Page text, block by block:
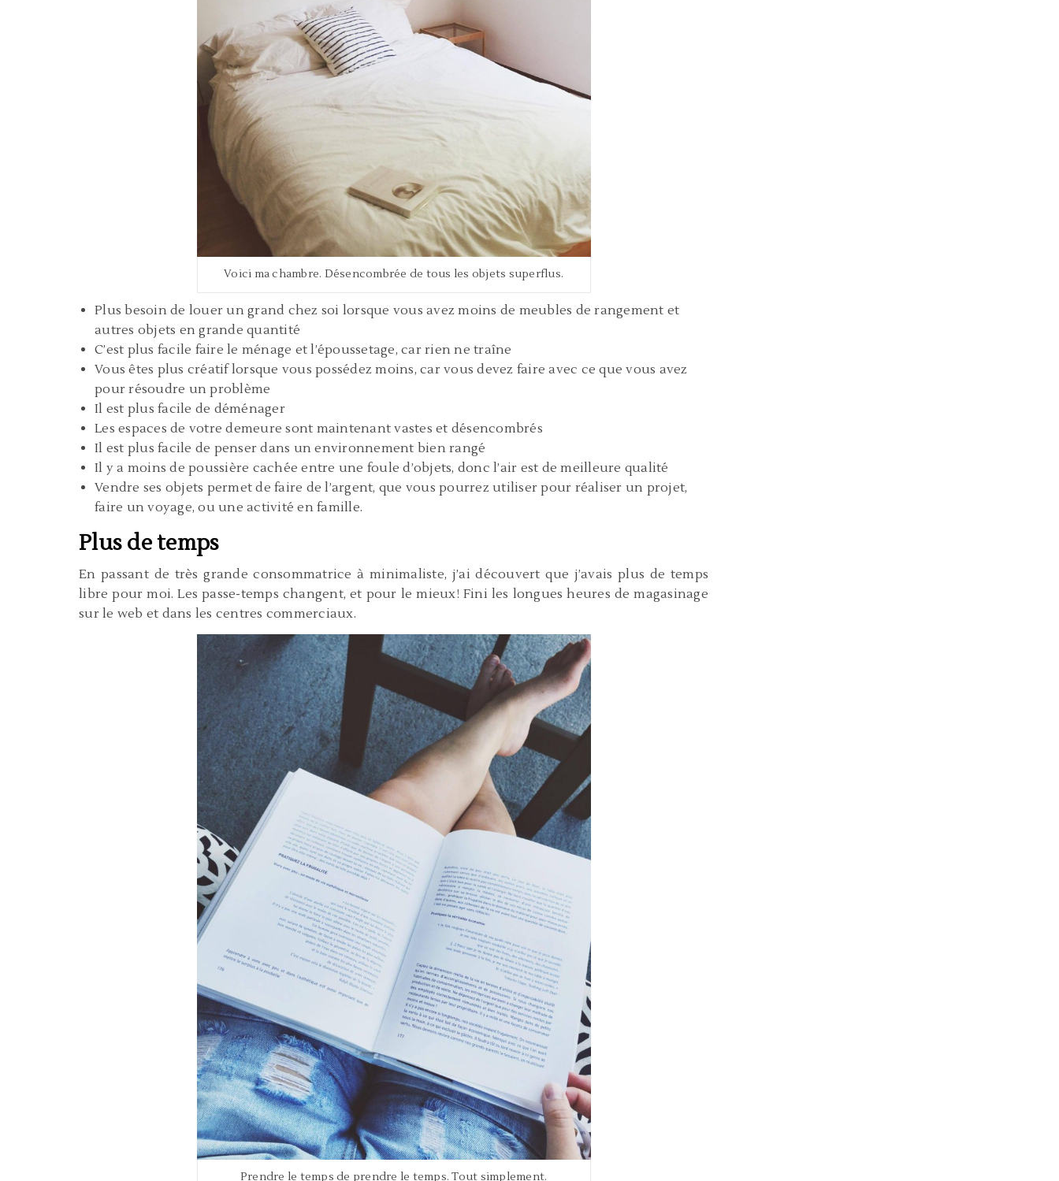
Voici ma chambre. Désencombrée de tous les objets superflus.
Plus besoin de louer un grand chez soi lorsque vous avez moins de meubles de rangement et
autres objets en grande quantité
C’est plus facile faire le ménage et l’époussetage, car rien ne traîne
Vous êtes plus créatif lorsque vous possédez moins, car vous devez faire avec ce que vous avez
pour résoudre un problème
Il est plus facile de déménager
Les espaces de votre demeure sont maintenant vastes et désencombrés
Il est plus facile de penser dans un environnement bien rangé
Il y a moins de poussière cachée entre une foule d’objets, donc l’air est de meilleure qualité
Vendre ses objets permet de faire de l’argent, que vous pourrez utiliser pour réaliser un projet,
faire un voyage, ou une activité en famille.
Plus de temps
En passant de très grande consommatrice à minimaliste, j’ai découvert que j’avais plus de temps
libre pour moi. Les passe-temps changent, et pour le mieux! Fini les longues heures de magasinage
sur le web et dans les centres commerciaux.
Prendre le temps de prendre le temps. Tout simplement.